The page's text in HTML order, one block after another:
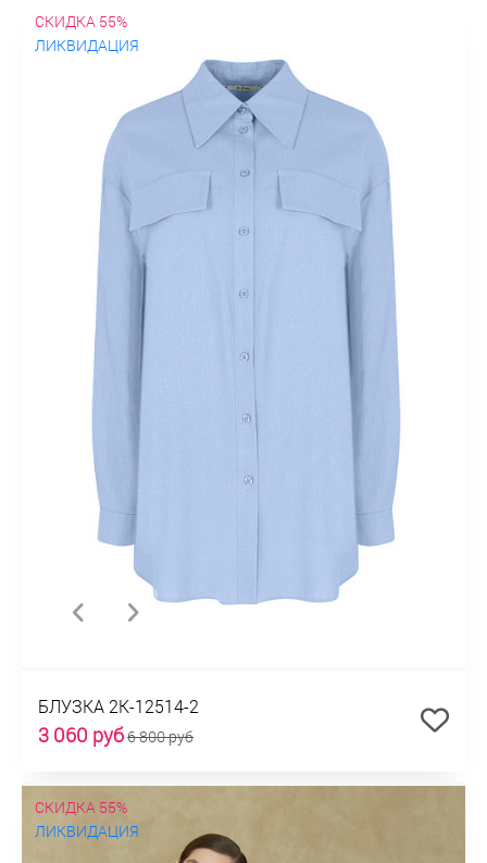
СКИДКА 55%
ЛИКВИДАЦИЯ
БЛУЗКА 2К-12514-2
3 060 руб6 800 руб
СКИДКА 55%
ЛИКВИДАЦИЯ